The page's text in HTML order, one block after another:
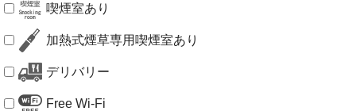
喫煙室あり
加熱式煙草専用喫煙室あり
デリバリー
Free Wi-Fi